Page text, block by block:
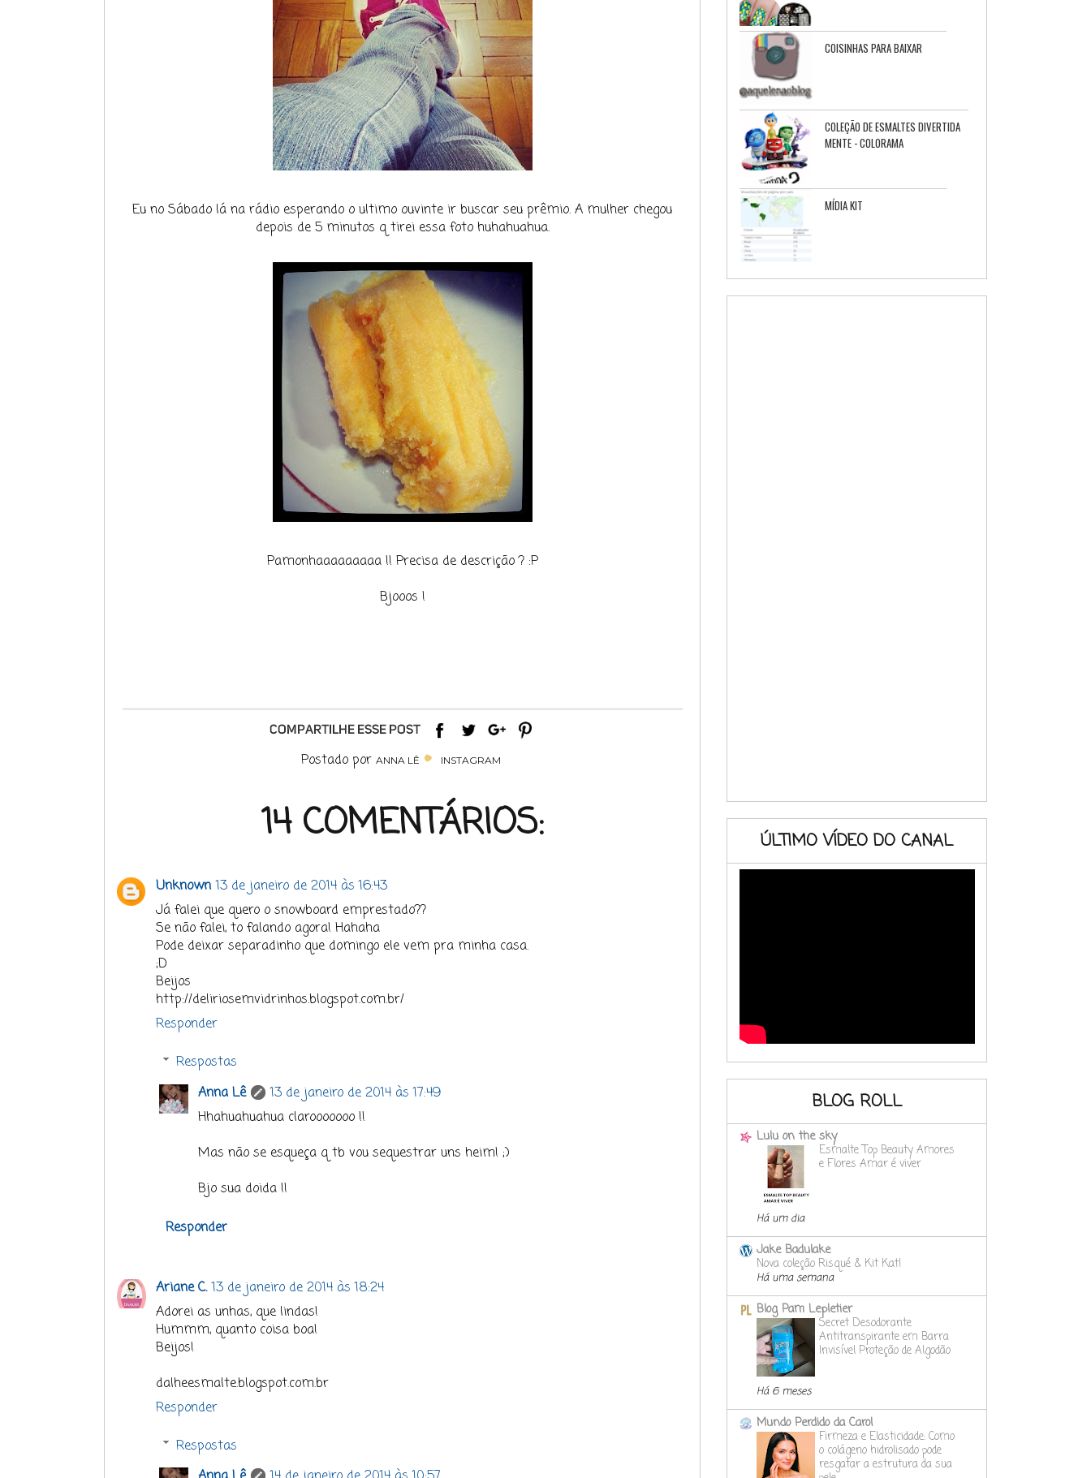
Eu no Sábado lá na rádio esperando o ultimo ouvinte ir buscar seu prêmio. A mulher chegou
depois de 5 minutos q tirei essa foto huhahuahua.
Pamonhaaaaaaaaa !! Precisa de descrição ? :P
Bjooos !
Postado por ANNA LÊ INSTAGRAM
14 COMENTÁRIOS:
Unknown 13 de janeiro de 2014 às 16:43
Já falei que quero o snowboard emprestado??
Se não falei, to falando agora! Hahaha
Pode deixar separadinho que domingo ele vem pra minha casa.
;D
Beijos
http://deliriosemvidrinhos.blogspot.com.br/
Responder
Respostas
Anna Lê
13 de janeiro de 2014 às 17:49
Hhahuahuahua clarooooooo !!
Mas não se esqueça q tb vou sequestrar uns heim! ;)
Bjo sua doida !!
Responder
Ariane C. 13 de janeiro de 2014 às 18:24
Adorei as unhas, que lindas!
Hummm, quanto coisa boa!
Beijos!
dalheesmalte.blogspot.com.br
Responder
Respostas
COISINHAS PARA BAIXAR
COLEÇÃO DE ESMALTES DIVERTIDA
MENTE - COLORAMA
MÍDIA KIT
ÚLTIMO VÍDEO DO CANAL
BLOG ROLL
Lulu on the sky
Esmalte Top Beauty Amores
e Flores Amar é viver
Há um dia
Jake Badulake
Nova coleção Risqué & Kit Kat!
Há uma semana
Blog Pam Lepletier
Secret Desodorante
Antitranspirante em Barra
Invisível Proteção de Algodão
Há 6 meses
Mundo Perdido da Carol
Firmeza e Elasticidade: Como
o colágeno hidrolisado pode
resgatar a estrutura da sua